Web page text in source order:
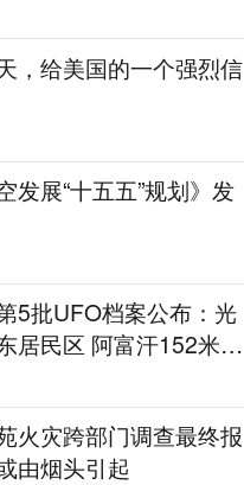
，给美国的一个强烈信
发展“十五五”规划》发
5批UFO档案公布：光
居民区 阿富汗152米三
火灾跨部门调查最终报
由烟头引起